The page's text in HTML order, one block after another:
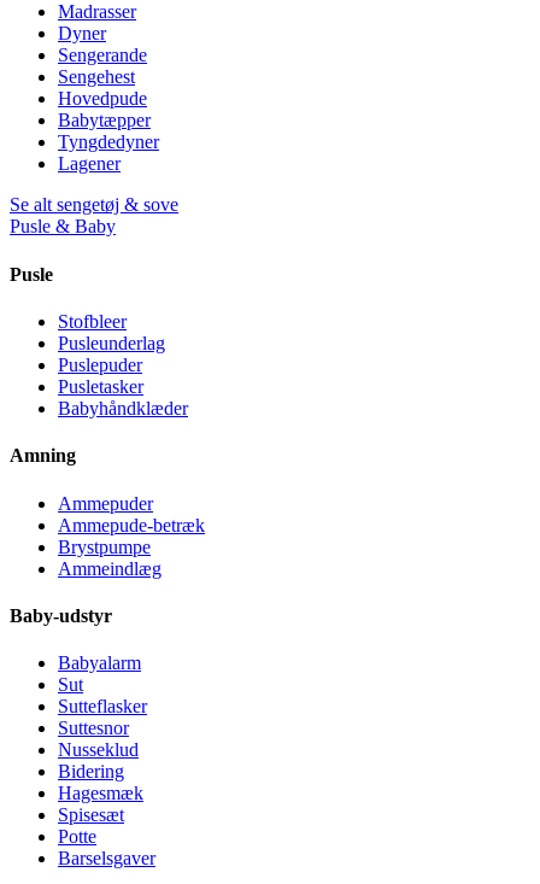
Madrasser
Dyner
Sengerande
Sengehest
Hovedpude
Babytæpper
Tyngdedyner
Lagener
Se alt sengetøj & sove
Pusle & Baby
Pusle
Stofbleer
Pusleunderlag
Puslepuder
Pusletasker
Babyhåndklæder
Amning
Ammepuder
Ammepude-betræk
Brystpumpe
Ammeindlæg
Baby-udstyr
Babyalarm
Sut
Sutteflasker
Suttesnor
Nusseklud
Bidering
Hagesmæk
Spisesæt
Potte
Barselsgaver